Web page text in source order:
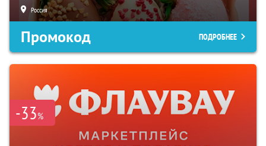
Россия
Промокод ПОДРОБНЕЕ
-33%